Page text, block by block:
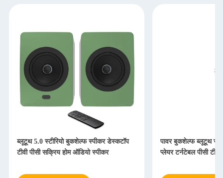
ब्लूटूथ 5.0 स्टीरियो बुकशेल्फ स्पीकर डेस्कटॉप
टीवी पीसी सक्रिय होम ऑडियो स्पीकर
पावर बुकशेल्फ ब्लूटूथ
प्लेयर टर्नटेबल पीसी